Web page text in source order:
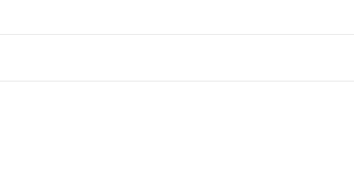
100-prozentige Tochter des Landkreises Hildesheim.
Klimaschutz ein. Schwerpunkt der Arbeit sind unabhängige